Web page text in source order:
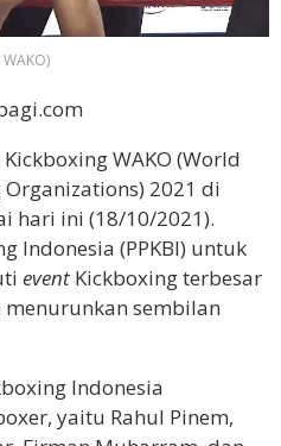
WAKO (World
2021 di
hari ini (18/10/2021).
Indonesia (PPKBI) untuk
event Kickboxing terbesar
sembilan
Indonesia
yaitu Rahul Pinem,